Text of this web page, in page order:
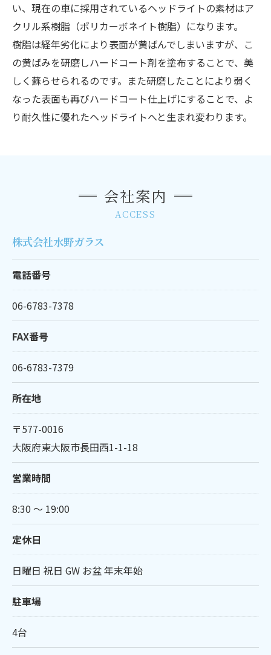
い、現在の車に採用されているヘッドライトの素材はア
クリル系樹脂（ポリカーボネイト樹脂）になります。
樹脂は経年劣化により表面が黄ばんでしまいますが、こ
の黄ばみを研磨しハードコート剤を塗布することで、美
しく蘇らせられるのです。また研磨したことにより弱く
なった表面も再びハードコート仕上げにすることで、よ
り耐久性に優れたヘッドライトへと生まれ変わります。
会社案内
ACCESS
株式会社水野ガラス
電話番号
06-6783-7378
FAX番号
06-6783-7379
所在地
〒577-0016
大阪府東大阪市長田西1-1-18
営業時間
8:30 〜 19:00
定休日
日曜日 祝日 GW お盆 年末年始
駐車場
4台